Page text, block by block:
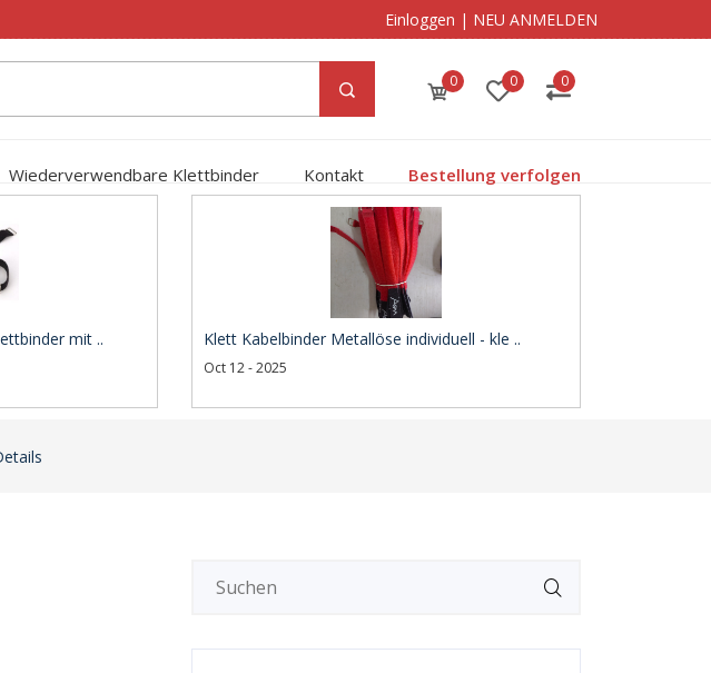
Einloggen | NEU ANMELDEN
0 0 0
Wiederverwendbare Klettbinder Kontakt Bestellung verfolgen
mit .. Klett Kabelbinder Metallöse individuell - kle ..
Oct 12 - 2025